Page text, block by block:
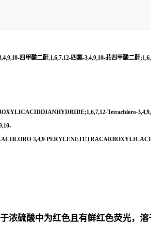
四甲酸二酐,1,6,7,12-四氯-3,4,9,10-苝四甲酸二酐
Tetrachloro-
3,4,9-
硫酸中为红色且有鲜红色荧光，溶